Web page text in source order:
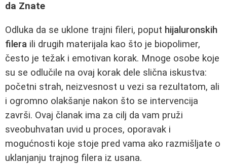
da Znate
Odluka da se uklone trajni fileri, poput hijaluronskih
filera ili drugih materijala kao što je biopolimer,
često je težak i emotivan korak. Mnoge osobe koje
su se odlučile na ovaj korak dele slična iskustva:
početni strah, neizvesnost u vezi sa rezultatom, ali
i ogromno olakšanje nakon što se intervencija
završi. Ovaj članak ima za cilj da vam pruži
sveobuhvatan uvid u proces, oporavak i
mogućnosti koje stoje pred vama ako razmišljate o
uklanjanju trajnog filera iz usana.